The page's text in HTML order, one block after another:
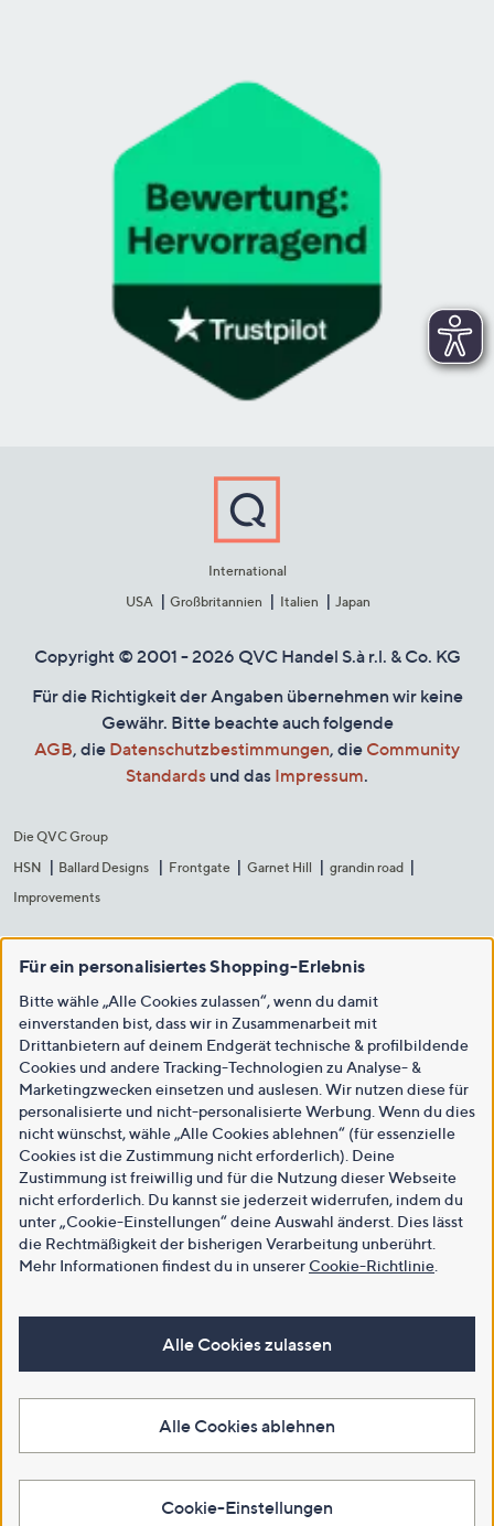
International
USA
Großbritannien Italien Japan
Copyright © 2001 - 2026 QVC Handel S.à r.l. & Co. KG
Für die Richtigkeit der Angaben übernehmen wir keine
Gewähr. Bitte beachte auch folgende
AGB, die Datenschutzbestimmungen, die Community
Standards und das Impressum.
Die QVC Group
HSN
Ballard Designs Frontgate Garnet Hill
grandin road
Improvements
Für ein personalisiertes Shopping-Erlebnis
Bitte wähle „Alle Cookies zulassen“, wenn du damit
einverstanden bist, dass wir in Zusammenarbeit mit
Drittanbietern auf deinem Endgerät technische & profilbildende
Cookies und andere Tracking-Technologien zu Analyse- &
Marketingzwecken einsetzen und auslesen. Wir nutzen diese für
personalisierte und nicht-personalisierte Werbung. Wenn du dies
nicht wünschst, wähle „Alle Cookies ablehnen“ (für essenzielle
Cookies ist die Zustimmung nicht erforderlich). Deine
Zustimmung ist freiwillig und für die Nutzung dieser Webseite
nicht erforderlich. Du kannst sie jederzeit widerrufen, indem du
unter „Cookie-Einstellungen“ deine Auswahl änderst. Dies lässt
die Rechtmäßigkeit der bisherigen Verarbeitung unberührt.
Mehr Informationen findest du in unsererCookie-Richtlinie
Alle Cookies zulassen
Alle Cookies ablehnen
Cookie-Einstellungen